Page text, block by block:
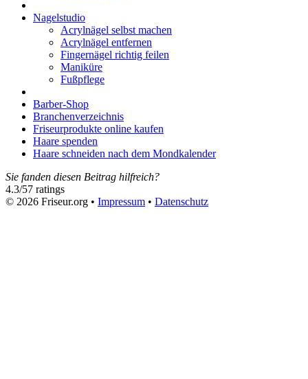
Nagelstudio
Acrylnägel selbst machen
Acrylnägel entfernen
Fingernägel richtig feilen
Maniküre
Fußpflege
Barber-Shop
Branchenverzeichnis
Friseurprodukte online kaufen
Haare spenden
Haare schneiden nach dem Mondkalender
Sie fanden diesen Beitrag hilfreich?
4.3/57 ratings
© 2026 Friseur.org • Impressum • Datenschutz